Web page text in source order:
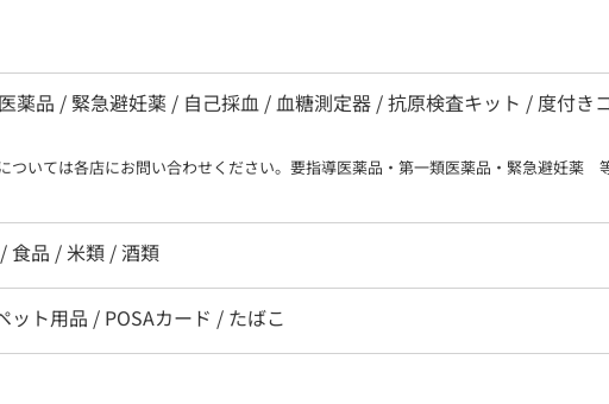
薬品 / 緊急避妊薬 / 自己採血 / 血糖測定器 / 抗原検査キット / 度付き
いては各店にお問い合わせください。要指導医薬品・第一類医薬品・緊急避妊薬　
食品 / 米類 / 酒類
ト用品 / POSAカード / たばこ